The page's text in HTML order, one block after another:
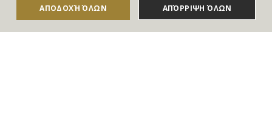
Για να ενημερώνεστε άμεσα για τους Διαγωνισμούς, τα
Δώρα, τις Νέες Προσφορές & τις Νέες Δωροεπιταγές
ΑΠΟΔΟΧΉ ΌΛΩΝ ΑΠΌΡΡΙΨΗ ΌΛΩΝ